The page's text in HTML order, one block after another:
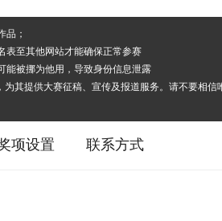
品；
表至其他网站才能确保正常参赛
能被挪为他用，导致身份信息泄露
其提供大赛征稿、宣传及报道服务。请不要相
项设置 联系方式